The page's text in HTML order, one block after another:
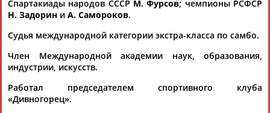
АББАТЕ-
БУЛАТОВА
Татьяна
АББЯСОВА
АБДИКАРИМОВААБДРАХМАНОВ
Спартакиады народов СССР М. Фурсов; чемпионы РСФСР
Н. Задорин и А. Самороков.
Судья международной категории экстра-класса по самбо.
Член Международной академии наук, образования,
индустрии, искусств.
Работал председателем спортивного клуба
«Дивногорец».